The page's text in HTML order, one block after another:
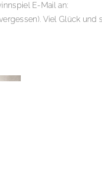
E-Mail an:
Viel Glück und